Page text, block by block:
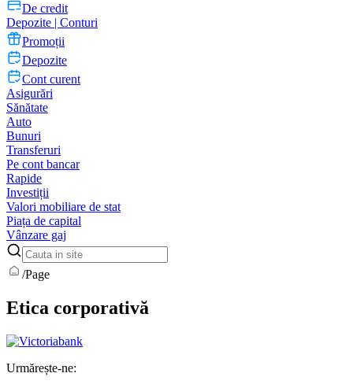
De credit
Depozite | Conturi
Promoții
Depozite
Cont curent
Asigurări
Sănătate
Auto
Bunuri
Transferuri
Pe cont bancar
Rapide
Investiții
Valori mobiliare de stat
Piața de capital
Vânzare gaj
/Page
Etica corporativă
Urmărește-ne: